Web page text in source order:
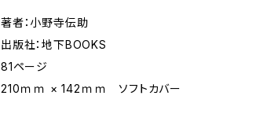
著者：小野寺伝助
出版社：地下BOOKS
81ページ
210ｍｍ × 142ｍｍ ソフトカバー